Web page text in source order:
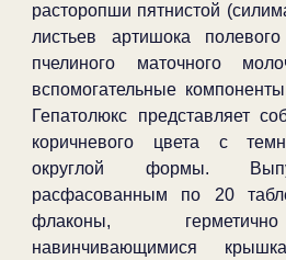
расторопши пятнистой
листьев артишока
пчелиного маточного
вспомогательные
Гепатолюкс представляет
коричневого цвета с
округлой формы.
расфасованным по 20
флаконы,
навинчивающимися